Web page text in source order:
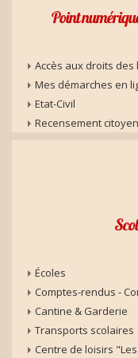
Point
Accès aux droits
Mes démarches en
Etat-Civil
Recensement
Écoles
Comptes-rendus -
Cantine & Garderie
Transports scolaires
Centre de loisirs